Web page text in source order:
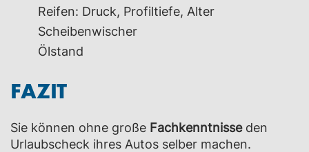
Reifen: Druck, Profiltiefe, Alter
Scheibenwischer
Ölstand
FAZIT
Sie können ohne große Fachkenntnisseden
Urlaubscheck ihres Autos selber machen.